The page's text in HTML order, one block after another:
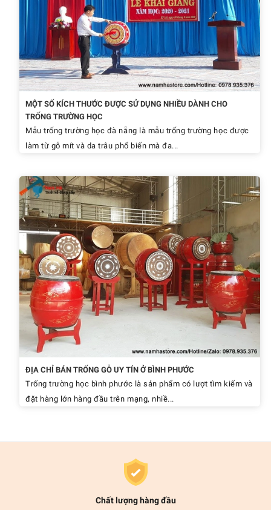
MỘT SỐ KÍCH THƯỚC ĐƯỢC SỬ DỤNG NHIỀU DÀNH CHO
TRỐNG TRƯỜNG HỌC
Mẫu trống trường học đà nẵng là mẫu trống trường học được
làm từ gỗ mít và da trâu phổ biến mà đa...
ĐỊA CHỈ BÁN TRỐNG GỖ UY TÍN Ở BÌNH PHƯỚC
Trống trường học bình phước là sản phẩm có lượt tìm kiếm và
đặt hàng lớn hàng đầu trên mạng, nhiề...
Chất lượng hàng đầu